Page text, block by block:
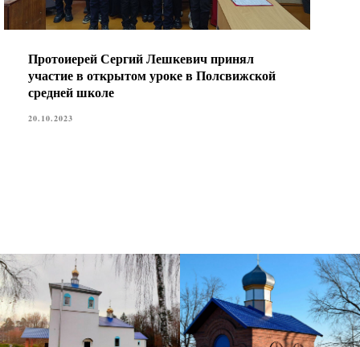
Протоиерей Сергий Лешкевич принял
участие в открытом уроке в Полсвижской
средней школе
20.10.2023